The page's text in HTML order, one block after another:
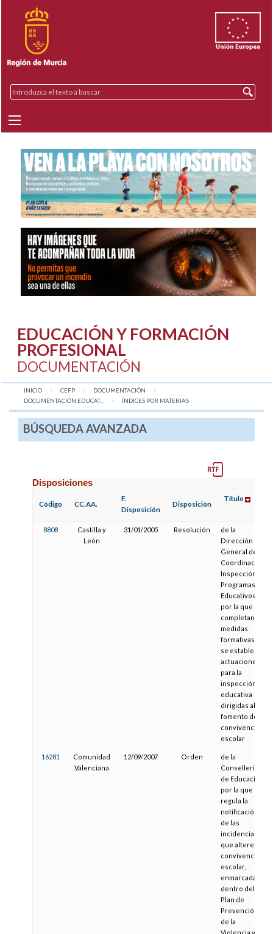
EDUCACIÓN Y FORMACIÓN
PROFESIONAL
DOCUMENTACIÓN
INICIO CEFP
DOCUMENTACIÓN
DOCUMENTACIÓN EDUCAT...
AQUÍ:
ÍNDICES POR MATERIAS
BÚSQUEDA AVANZADA
Disposiciones
Código CC.AA.
F.
Disposición
Disposición
Título
8808
Castilla y
León
31/01/2005 Resolución
de la
Dirección
General de
Coordinación,
Inspección y
Programas
Educativos,
por la que se
completan
medidas
formativas y
se establecen
actuaciones
para la
inspección
educativa
dirigidas al
fomento de la
convivencia
escolar
16281
Comunidad
Valenciana
12/09/2007 Orden
de la
Conselleria
de Educación,
por la que se
regula la
notificación
de las
incidencias
que alteren la
convivencia
escolar,
enmarcada
dentro del
Plan de
Prevención
de la